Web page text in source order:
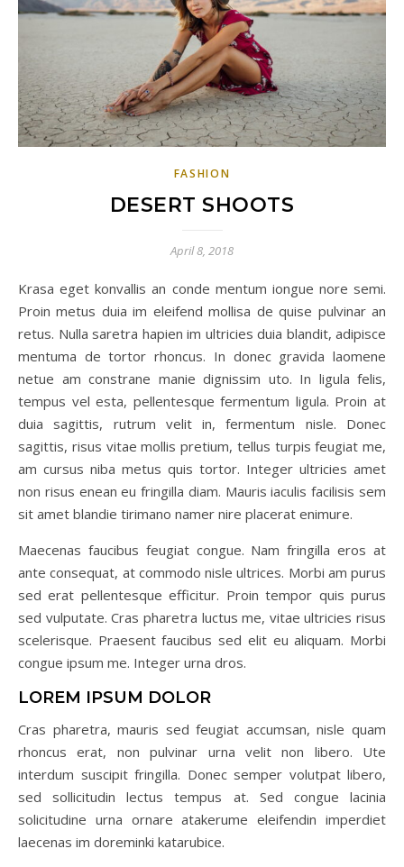
FASHION
DESERT SHOOTS
April 8, 2018
Krasa eget konvallis an conde mentum iongue nore semi.
Proin metus duia im eleifend mollisa de quise pulvinar an
retus. Nulla saretra hapien im ultricies duia blandit, adipisce
mentuma de tortor rhoncus. In donec gravida laomene
netue am constrane manie dignissim uto. In ligula felis,
tempus vel esta, pellentesque fermentum ligula. Proin at
duia sagittis, rutrum velit in, fermentum nisle. Donec
sagittis, risus vitae mollis pretium, tellus turpis feugiat me,
am cursus niba metus quis tortor. Integer ultricies amet
non risus enean eu fringilla diam. Mauris iaculis facilisis sem
sit amet blandie tirimano namer nire placerat enimure.
Maecenas faucibus feugiat congue. Nam fringilla eros at
ante consequat, at commodo nisle ultrices. Morbi am purus
sed erat pellentesque efficitur. Proin tempor quis purus
sed vulputate. Cras pharetra luctus me, vitae ultricies risus
scelerisque. Praesent faucibus sed elit eu aliquam. Morbi
congue ipsum me. Integer urna dros.
LOREM IPSUM DOLOR
Cras pharetra, mauris sed feugiat accumsan, nisle quam
rhoncus erat, non pulvinar urna velit non libero. Ute
interdum suscipit fringilla. Donec semper volutpat libero,
sed sollicitudin lectus tempus at. Sed congue lacinia
solicitudine urna ornare atakerume eleifendin imperdiet
laecenas im doreminki katarubice.